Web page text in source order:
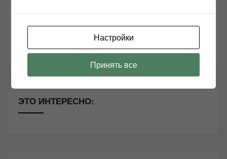
Секреты Hi-Fi
10 способов оптимизации потоковой музыки
Почему виниловые пластинки звучат так хорошо?
ЭТО ИНТЕРЕСНО:
Настройки
Принять все